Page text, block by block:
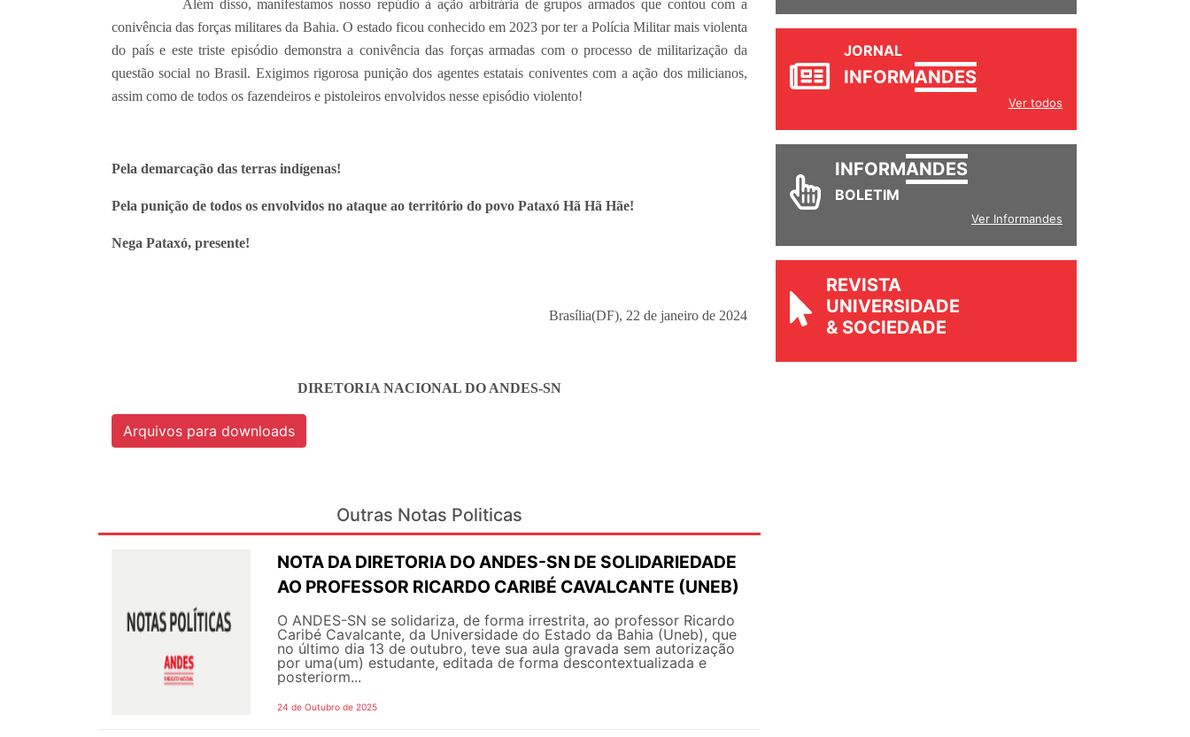
Além disso, manifestamos nosso repúdio à ação arbitrária de grupos armados que contou com a
conivência das forças militares da Bahia. O estado ficou conhecido em 2023 por ter a Polícia Militar mais violenta
do país e este triste episódio demonstra a conivência das forças armadas com o processo de militarização da
questão social no Brasil. Exigimos rigorosa punição dos agentes estatais coniventes com a ação dos milicianos,
assim como de todos os fazendeiros e pistoleiros envolvidos nesse episódio violento!
Pela demarcação das terras indígenas!
Pela punição de todos os envolvidos no ataque ao território do povo Pataxó Hã Hã Hãe!
Nega Pataxó, presente!
Brasília(DF), 22 de janeiro de 2024
DIRETORIA NACIONAL DO ANDES-SN
Arquivos para downloads
Outras Notas Politicas
NOTA DA DIRETORIA DO ANDES-SN DE SOLIDARIEDADE
AO PROFESSOR RICARDO CARIBÉ CAVALCANTE (UNEB)
O ANDES-SN se solidariza, de forma irrestrita, ao professor Ricardo
Caribé Cavalcante, da Universidade do Estado da Bahia (Uneb), que
no último dia 13 de outubro, teve sua aula gravada sem autorização
por uma(um) estudante, editada de forma descontextualizada e
posteriorm...
24 de Outubro de 2025
JORNAL
INFORMANDES
Ver todos
INFORMANDES
BOLETIM
Ver Informandes
REVISTA
UNIVERSIDADE
& SOCIEDADE